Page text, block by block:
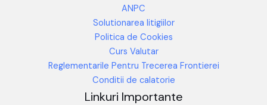
ANPC
Solutionarea litigiilor
Politica de Cookies
Curs Valutar
Reglementarile Pentru Trecerea Frontierei
Conditii de calatorie
Linkuri Importante